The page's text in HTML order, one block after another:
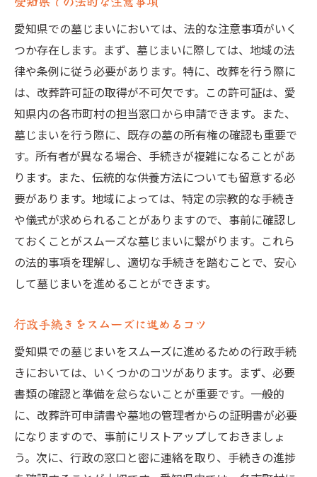
愛知県での墓じまいにおいては、法的な注意事項がいく
つか存在します。まず、墓じまいに際しては、地域の法
律や条例に従う必要があります。特に、改葬を行う際に
は、改葬許可証の取得が不可欠です。この許可証は、愛
知県内の各市町村の担当窓口から申請できます。また、
墓じまいを行う際に、既存の墓の所有権の確認も重要で
す。所有者が異なる場合、手続きが複雑になることがあ
ります。また、伝統的な供養方法についても留意する必
要があります。地域によっては、特定の宗教的な手続き
や儀式が求められることがありますので、事前に確認し
ておくことがスムーズな墓じまいに繋がります。これら
の法的事項を理解し、適切な手続きを踏むことで、安心
して墓じまいを進めることができます。
行政手続きをスムーズに進めるコツ
愛知県での墓じまいをスムーズに進めるための行政手続
きにおいては、いくつかのコツがあります。まず、必要
書類の確認と準備を怠らないことが重要です。一般的
に、改葬許可申請書や墓地の管理者からの証明書が必要
になりますので、事前にリストアップしておきましょ
う。次に、行政の窓口と密に連絡を取り、手続きの進捗